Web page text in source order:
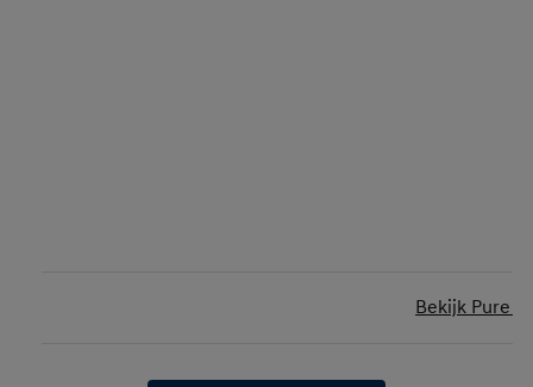
Bekijk Pure